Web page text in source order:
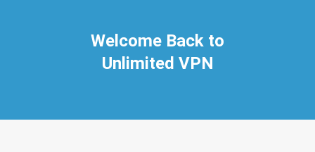
Welcome Back to
Unlimited VPN